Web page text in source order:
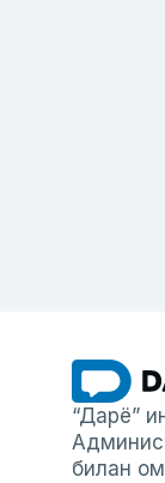
“Дарё”
билан